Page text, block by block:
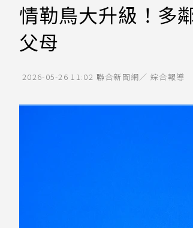
情勒鳥大升級！多
父母
2026-05-26 11:02 聯合新聞網／ 綜合報導